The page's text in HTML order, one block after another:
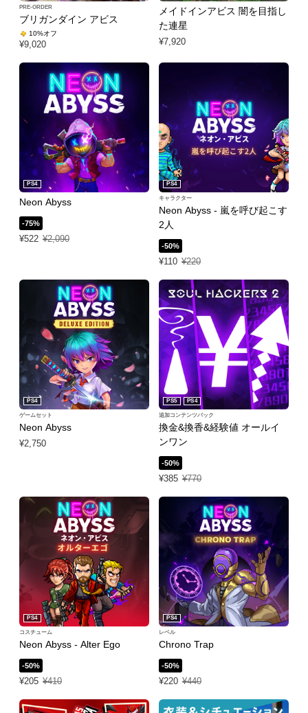
ブリガンダイン アビス
PRE-ORDER
10%オフ
¥9,020
メイドインアビス 闇を目指し
た連星
¥7,920
Neon Abyss
PS4
-75%
¥522
特別価格 ¥522 通常価格 ¥2,090
¥2,090
Neon Abyss - 嵐を呼び起こす
2人
PS4
キャラクター
-50%
¥110
特別価格 ¥110 通常価格 ¥220
¥220
Neon Abyss
PS4
ゲームセット
¥2,750
換金&換香&経験値 オールイ
ンワン
PS5 PS4
追加コンテンツパック
-50%
¥385
特別価格 ¥385 通常価格 ¥770
¥770
Neon Abyss - Alter Ego
PS4
コスチューム
-50%
¥205
特別価格 ¥205 通常価格 ¥410
¥410
Chrono Trap
PS4
レベル
-50%
¥220
特別価格 ¥220 通常価格 ¥440
¥440